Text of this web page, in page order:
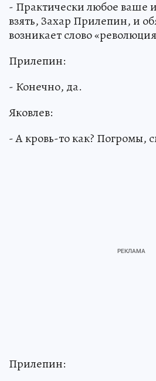
- Практически любое ваше
взять, Захар Прилепин, и
возникает слово
Прилепин:
- Конечно, да.
Яковлев:
- А кровь-то как? Погромы,
Прилепин: